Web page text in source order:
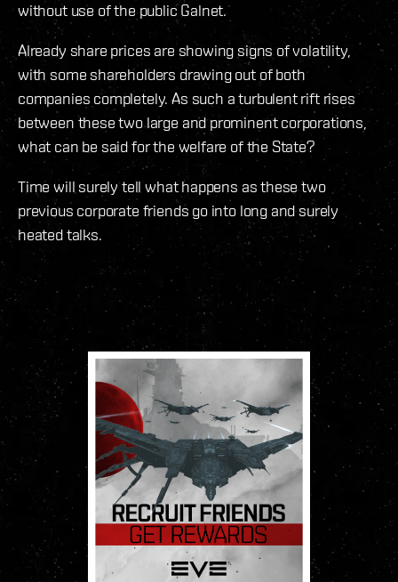
without use of the public Galnet.
Already share prices are showing signs of volatility,
with some shareholders drawing out of both
companies completely. As such a turbulent rift rises
between these two large and prominent corporations,
what can be said for the welfare of the State?
Time will surely tell what happens as these two
previous corporate friends go into long and surely
heated talks.